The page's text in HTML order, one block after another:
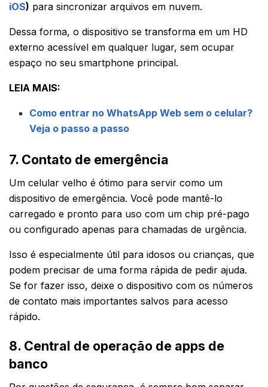
iOS) para sincronizar arquivos em nuvem.
Dessa forma, o dispositivo se transforma em um HD
externo acessível em qualquer lugar, sem ocupar
espaço no seu smartphone principal.
LEIA MAIS:
Como entrar no WhatsApp Web sem o celular?
Veja o passo a passo
7. Contato de emergência
Um celular velho é ótimo para servir como um
dispositivo de emergência. Você pode mantê-lo
carregado e pronto para uso com um chip pré-pago
ou configurado apenas para chamadas de urgência.
Isso é especialmente útil para idosos ou crianças, que
podem precisar de uma forma rápida de pedir ajuda.
Se for fazer isso, deixe o dispositivo com os números
de contato mais importantes salvos para acesso
rápido.
8. Central de operação de apps de
banco